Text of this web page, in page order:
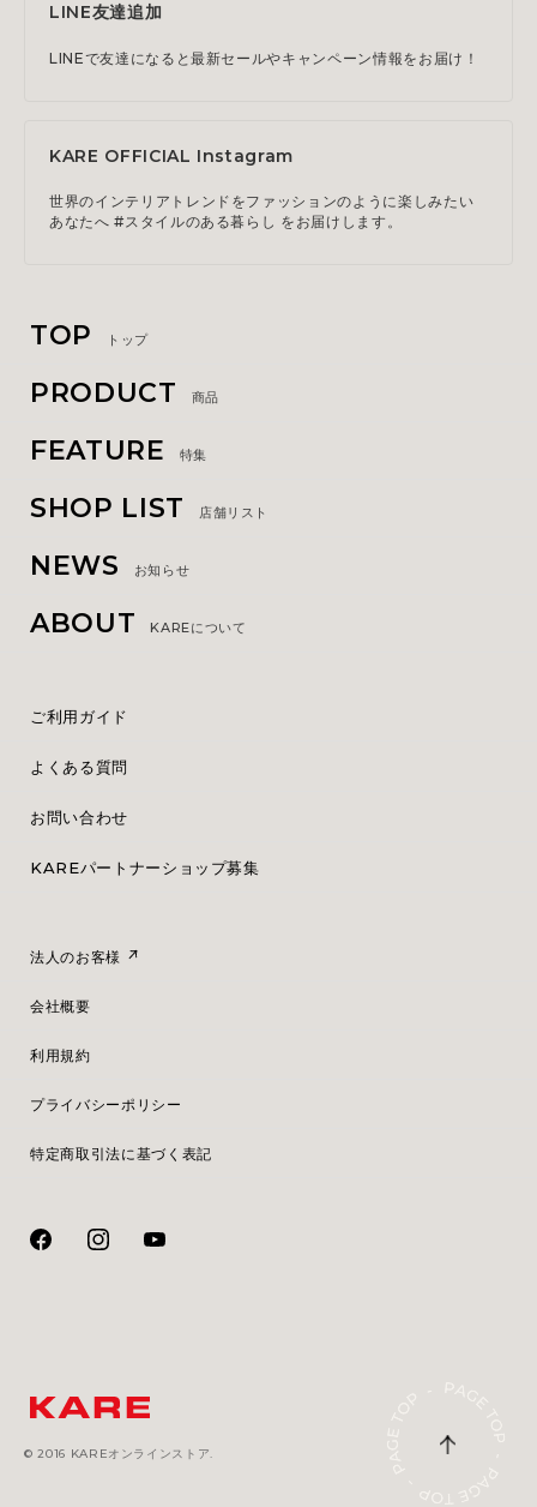
LINE友達追加
LINEで友達になると最新セールやキャンペーン情報をお届け！
KARE OFFICIAL Instagram
世界のインテリアトレンドをファッションのように楽しみたい
あなたへ #スタイルのある暮らし をお届けします。
TOP トップ
PRODUCT 商品
FEATURE 特集
SHOP LIST 店舗リスト
NEWS お知らせ
ABOUT KAREについて
ご利用ガイド
よくある質問
お問い合わせ
KAREパートナーショップ募集
法人のお客様
会社概要
利用規約
プライバシーポリシー
特定商取引法に基づく表記
© 2016 KAREオンラインストア.